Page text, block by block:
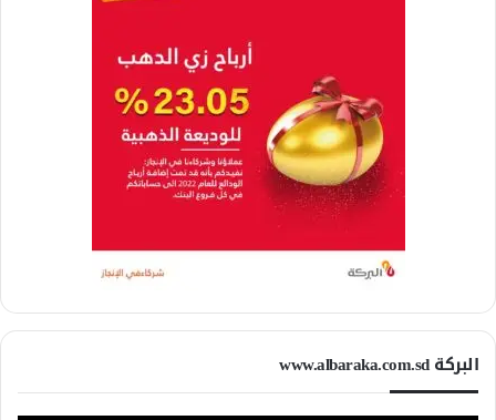
البركة www.albaraka.com.sd